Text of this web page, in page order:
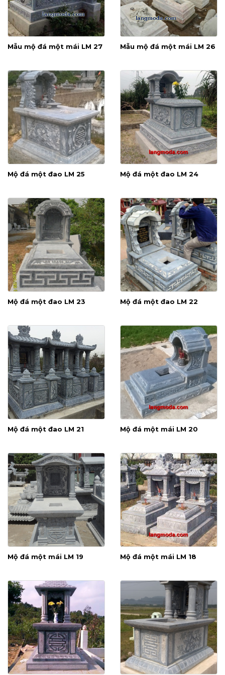
Mẫu mộ đá một mái LM 27 Mẫu mộ đá một mái LM 26
Mộ đá một đao LM 25 Mộ đá một đao LM 24
Mộ đá một đao LM 23 Mộ đá một đao LM 22
Mộ đá một đao LM 21 Mộ đá một mái LM 20
Mộ đá một mái LM 19 Mộ đá một mái LM 18